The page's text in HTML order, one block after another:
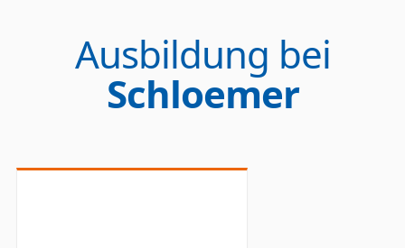
Ausbildung bei
Schloemer